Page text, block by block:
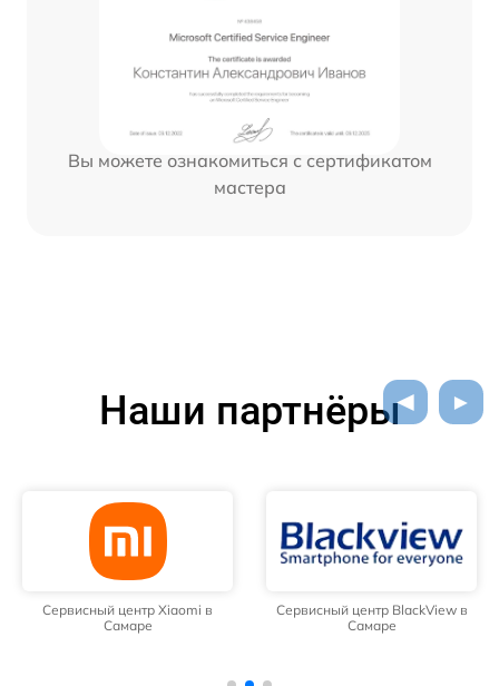
Вы можете ознакомиться с сертификатом
мастера
Наши партнёры
Сервисный центр Xiaomi в
Самаре
Сервисный центр BlackView в
Самаре